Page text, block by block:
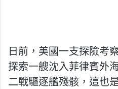
日前，美國一支探險考
探索一艘沈入菲律賓外
二戰驅逐艦殘骸，這也